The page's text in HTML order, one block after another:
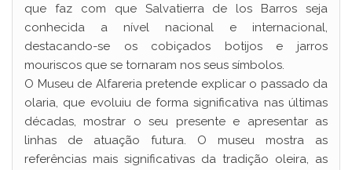
que faz com que Salvatierra de los Barros seja
conhecida a nível nacional e internacional,
destacando-se os cobiçados botijos e jarros
mouriscos que se tornaram nos seus símbolos.
O Museu de Alfareria pretende explicar o passado da
olaria, que evoluiu de forma significativa nas últimas
décadas, mostrar o seu presente e apresentar as
linhas de atuação futura. O museu mostra as
referências mais significativas da tradição oleira, as